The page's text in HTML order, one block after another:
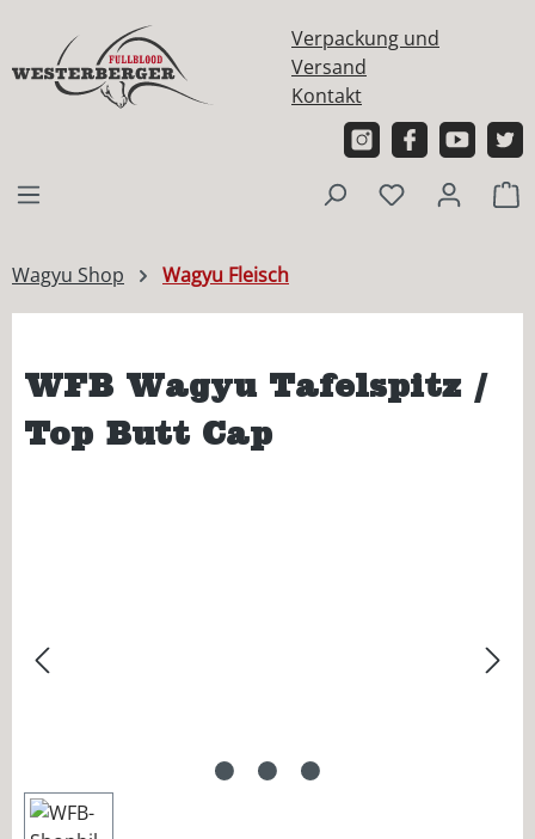
Verpackung und
Versand
Kontakt
Wagyu Shop Wagyu Fleisch
WFB Wagyu Tafelspitz /
Top Butt Cap